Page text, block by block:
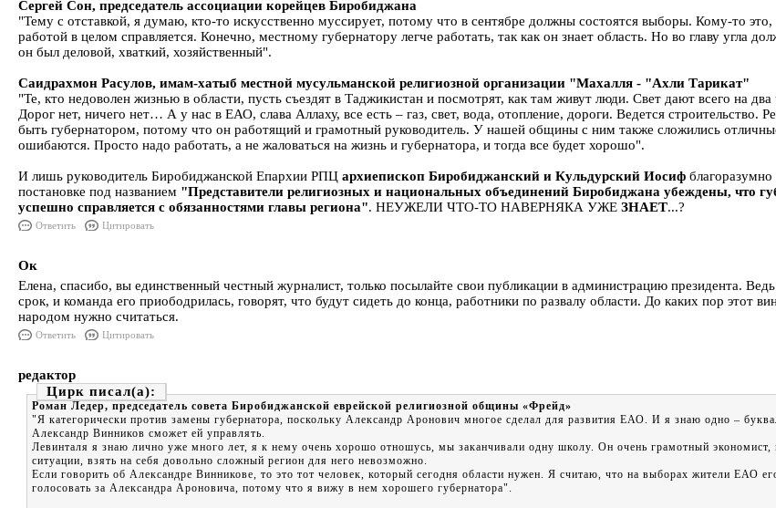
Сергей Сон, председатель ассоциации корейцев Биробиджана
"Тему с отставкой, я думаю, кто-то искусственно муссирует, потому что в сентябре должны состоятся выборы. Кому-то
работой в целом справляется. Конечно, местному губернатору легче работать, так как он знает область. Но во главу угла
он был деловой, хваткий, хозяйственный".
Саидрахмон Расулов, имам-хатыб местной мусульманской религиозной организации "Махалля - "Ахли Тарикат"
"Те, кто недоволен жизнью в области, пусть съездят в Таджикистан и посмотрят, как там живут люди. Свет дают всего на два
Дорог нет, ничего нет… А у нас в ЕАО, слава Аллаху, все есть – газ, свет, вода, отопление, дороги. Ведется
быть губернатором, потому что он работящий и грамотный руководитель. У нашей общины с ним также сложились
ошибаются. Просто надо работать, а не жаловаться на жизнь и губернатора, и тогда все будет хорошо".
И лишь руководитель Биробиджанской Епархии РПЦ архиепископ Биробиджанский и Кульдурский Иосиф благоразумно
постановке под названием "Представители религиозных и национальных объединений Биробиджана убеждены, что
успешно справляется с обязанностями главы региона". НЕУЖЕЛИ ЧТО-ТО НАВЕРНЯКА УЖЕ ЗНАЕТ...?
Ответить Цитировать
Ок
Елена, спасибо, вы единственный честный журналист, только посылайте свои публикации в администрацию президента.
срок, и команда его приободрилась, говорят, что будут сидеть до конца, работники по развалу области. До каких пор этот
народом нужно считаться.
Ответить Цитировать
редактор
Цирк
Роман Ледер, председатель совета Биробиджанской еврейской религиозной общины «Фрейд»
"Я категорически против замены губернатора, поскольку Александр Аронович многое сделал для развития ЕАО. И я знаю одно –
Александр Винников сможет ей управлять.
Левинталя я знаю лично уже много лет, я к нему очень хорошо отношусь, мы заканчивали одну школу. Он очень грамотный
ситуации, взять на себя довольно сложный регион для него невозможно.
Если говорить об Александре Винникове, то это тот человек, который сегодня области нужен. Я считаю, что на выборах жители ЕАО
голосовать за Александра Ароновича, потому что я вижу в нем хорошего губернатора".